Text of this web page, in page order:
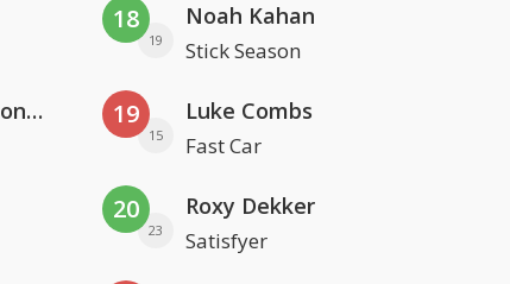
Kris Kross Amsterdam, Sera & Conor Maynard
18
19
Noah Kahan
Stick Season
19
15
Luke Combs
Fast Car
20
23
Roxy Dekker
Satisfyer